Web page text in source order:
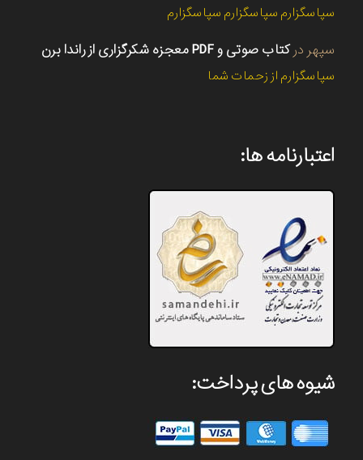
سپاسگزارم سپاسگزارم سپاسگزارم
سپهر درکتاب صوتی و PDF معجزه شکرگزاری از راندا برن
سپاسگزارم از زحمات شما
اعتبارنامه ها:
شیوه های پرداخت: